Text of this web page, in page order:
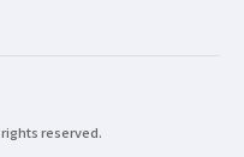
rights reserved.